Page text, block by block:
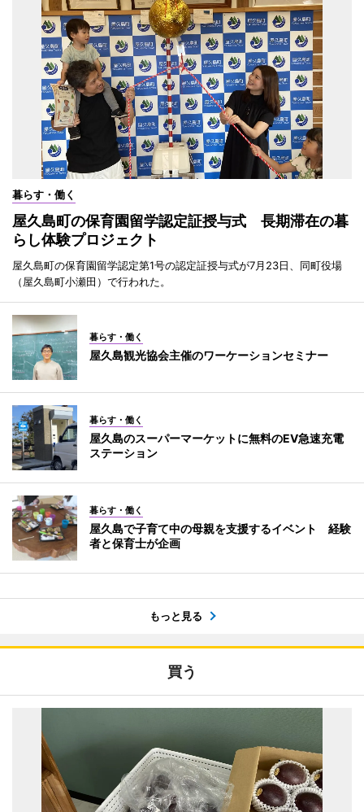
暮らす・働く
屋久島町の保育園留学認定証授与式 長期滞在の暮
らし体験プロジェクト
屋久島町の保育園留学認定第1号の認定証授与式が7月23日、同町役場
（屋久島町小瀬田）で行われた。
暮らす・働く
屋久島観光協会主催のワーケーションセミナー
暮らす・働く
屋久島のスーパーマーケットに無料のEV急速充電
ステーション
暮らす・働く
屋久島で子育て中の母親を支援するイベント 経験
者と保育士が企画
もっと見る
買う